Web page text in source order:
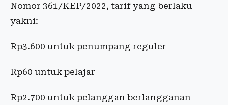
Nomor 361/KEP/2022, tarif yang berlaku
yakni:
Rp3.600 untuk penumpang reguler
Rp60 untuk pelajar
Rp2.700 untuk pelanggan berlangganan